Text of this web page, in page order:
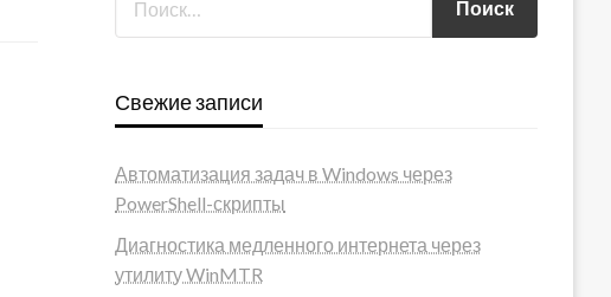
Свежие записи
Автоматизация задач в Windows через
PowerShell-скрипты
Диагностика медленного интернета через
утилиту WinMTR